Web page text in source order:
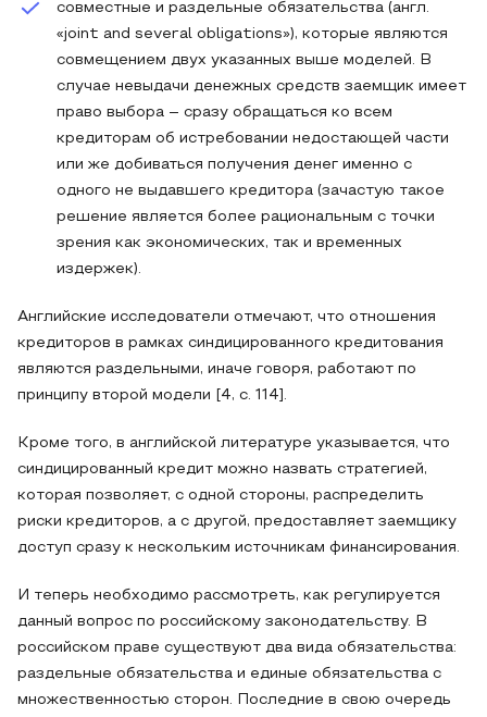
совместные и раздельные обязательства (англ.
«joint and several obligations»), которые являются
совмещением двух указанных выше моделей. В
случае невыдачи денежных средств заемщик имеет
право выбора – сразу обращаться ко всем
кредиторам об истребовании недостающей части
или же добиваться получения денег именно с
одного не выдавшего кредитора (зачастую такое
решение является более рациональным с точки
зрения как экономических, так и временных
издержек).
Английские исследователи отмечают, что отношения
кредиторов в рамках синдицированного кредитования
являются раздельными, иначе говоря, работают по
принципу второй модели [4, с. 114].
Кроме того, в английской литературе указывается, что
синдицированный кредит можно назвать стратегией,
которая позволяет, с одной стороны, распределить
риски кредиторов, а с другой, предоставляет заемщику
доступ сразу к нескольким источникам финансирования.
И теперь необходимо рассмотреть, как регулируется
данный вопрос по российскому законодательству. В
российском праве существуют два вида обязательства:
раздельные обязательства и единые обязательства с
множественностью сторон. Последние в свою очередь